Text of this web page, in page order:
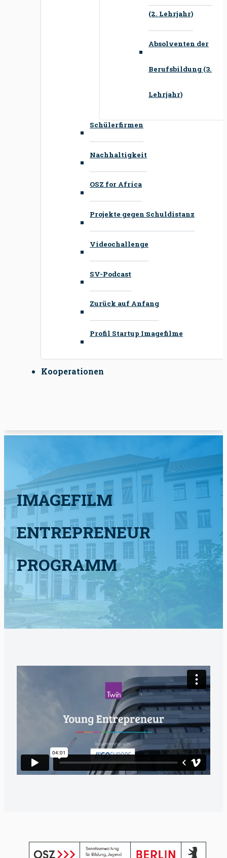
(2. Lehrjahr)
Absolventen der
Berufsbildung (3.
Lehrjahr)
Schülerfirmen
Nachhaltigkeit
OSZ for Africa
Projekte gegen Schuldistanz
Videochallenge
SV-Podcast
Zurück auf Anfang
Profil Startup Imagefilme
Kooperationen
IMAGEFILM
ENTREPRENEUR
PROGRAMM